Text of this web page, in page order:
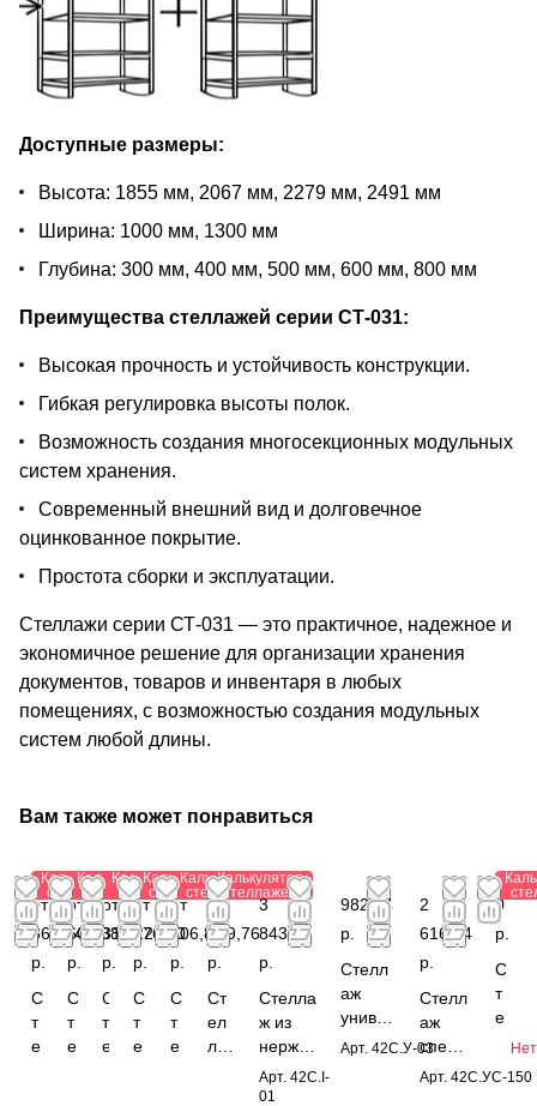
Доступные размеры:
Высота: 1855 мм, 2067 мм, 2279 мм, 2491 мм
Ширина: 1000 мм, 1300 мм
Глубина: 300 мм, 400 мм, 500 мм, 600 мм, 800 мм
Преимущества стеллажей серии СТ-031:
Высокая прочность и устойчивость конструкции.
Гибкая регулировка высоты полок.
Возможность создания многосекционных модульных
систем хранения.
Современный внешний вид и долговечное
оцинкованное покрытие.
Простота сборки и эксплуатации.
Стеллажи серии СТ-031 — это практичное, надежное и
экономичное решение для организации хранения
документов, товаров и инвентаря в любых
помещениях, с возможностью создания модульных
систем любой длины.
Вам также может понравиться
Калькулятор
стеллажей
от
866,64
р.
С
т
е
Калькулятор
стеллажей
от
607,38
р.
С
т
е
Калькулятор
стеллажей
от
311,22
р.
С
т
е
Калькулятор
стеллажей
от 1
376,40
р.
С
т
е
Калькулятор
стеллажей
от
206,88
р.
С
т
е
Калькулятор
стеллажей
от
809,76
р.
Ст
ел
ла
3
843,12
р.
Стелла
ж из
нержав
ающей
стали
Арт. 42C.I-
01
982,44
р.
Стелл
аж
униве
рсаль
Арт.42С.У-03
2
616,24
р.
Стелл
аж
специ
альны
Арт. 42С.УС-150
0
р.
С
т
е